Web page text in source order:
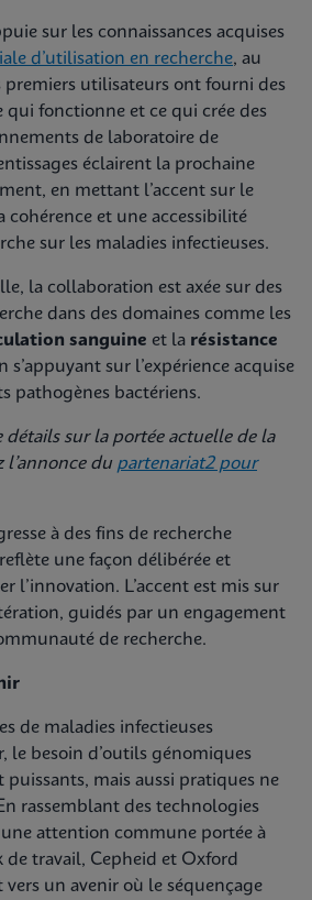
sur les connaissances acquises
d’utilisation en recherche, au
premiers utilisateurs ont fourni des
qui fonctionne et ce qui crée des
de laboratoire de
éclairent la prochaine
en mettant l’accent sur le
cohérence et une accessibilité
sur les maladies infectieuses.
la collaboration est axée sur des
dans des domaines comme les
sanguine et la résistance
s’appuyant sur l’expérience acquise
pathogènes bactériens.
sur la portée actuelle de la
l’annonce du partenariat2 pour
à des fins de recherche
une façon délibérée et
l’innovation. L’accent est mis sur
guidés par un engagement
de recherche.
de maladies infectieuses
le besoin d’outils génomiques
mais aussi pratiques ne
rassemblant des technologies
attention commune portée à
de travail, Cepheid et Oxford
un avenir où le séquençage